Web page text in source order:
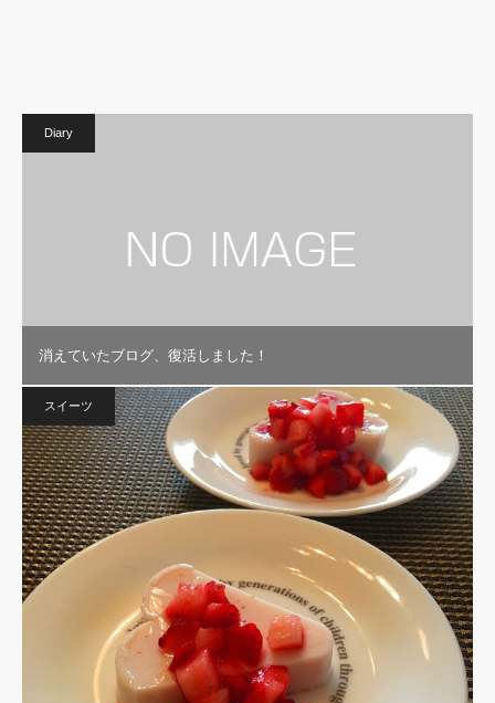
Diary
消えていたブログ、復活しました！
スイーツ